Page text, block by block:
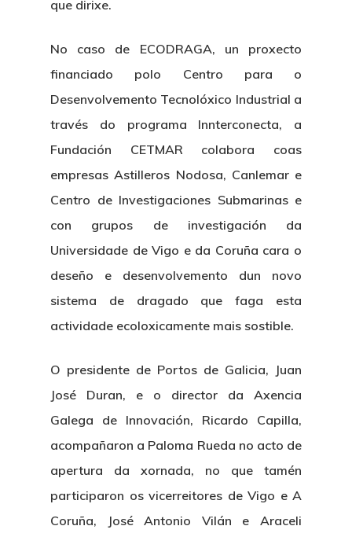
que dirixe.
No caso de ECODRAGA, un proxecto
financiado polo Centro para o
Desenvolvemento Tecnolóxico Industrial a
través do programa Innterconecta, a
Fundación CETMAR colabora coas
empresas Astilleros Nodosa, Canlemar e
Centro de Investigaciones Submarinas e
con grupos de investigación da
Universidade de Vigo e da Coruña cara o
deseño e desenvolvemento dun novo
sistema de dragado que faga esta
actividade ecoloxicamente mais sostible.
O presidente de Portos de Galicia, Juan
José Duran, e o director da Axencia
Galega de Innovación, Ricardo Capilla,
acompañaron a Paloma Rueda no acto de
apertura da xornada, no que tamén
participaron os vicerreitores de Vigo e A
Coruña, José Antonio Vilán e Araceli